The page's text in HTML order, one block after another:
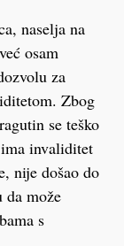
naselja na
osam
za
Zbog
se teško
invaliditet
nije došao do
da može
s